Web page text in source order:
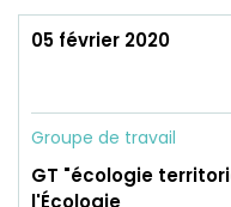
05 février 2020
Groupe de travail
GT "écologie
l'Écologie